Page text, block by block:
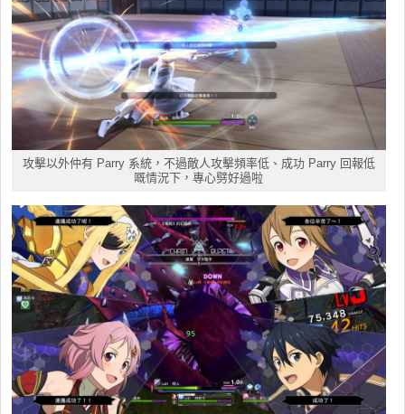
攻擊以外仲有 Parry 系統，不過敵人攻擊頻率低、成功 Parry 回報低
嘅情況下，專心劈好過啦